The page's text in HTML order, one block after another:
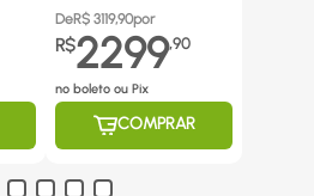
DeR$ 3119,90por
R$2299,90
no boleto ou Pix
COMPRAR